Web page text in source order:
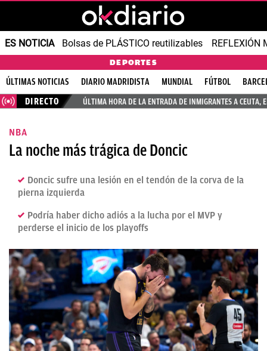
ES NOTICIA Bolsas de PLÁSTICO reutilizables REFLEXIÓN
DEPORTES
ÚLTIMAS NOTICIAS DIARIO MADRIDISTA MUNDIAL FÚTBOL
DIRECTO
ÚLTIMA HORA DE LA ENTRADA DE INMIGRANTES A CEUTA,
NBA
La noche más trágica de Doncic
Doncic sufre una lesión en el tendón de la corva de la
pierna izquierda
Podría haber dicho adiós a la lucha por el MVP y
perderse el inicio de los playoffs